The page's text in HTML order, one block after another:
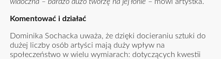
Komentować i działać
Dominika Sochacka uważa, że dzięki docieraniu sztuki do
dużej liczby osób artyści mają duży wpływ na
społeczeństwo w wielu wymiarach: dotyczących kwestii